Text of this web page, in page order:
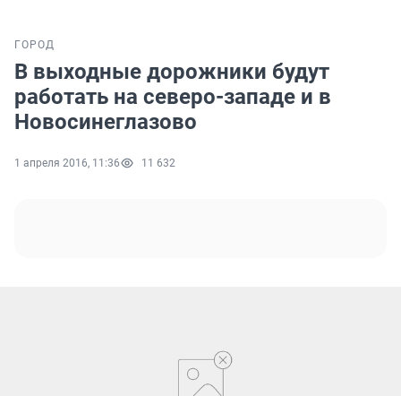
ГОРОД
В выходные дорожники будут
работать на северо-западе и в
Новосинеглазово
1 апреля 2016, 11:36 11 632